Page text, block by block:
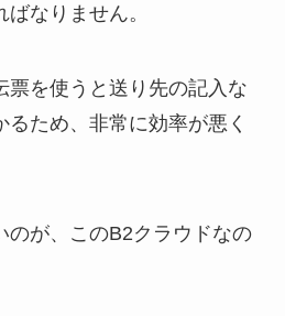
なりません。
票を使うと送り先の記入な
るため、非常に効率が悪く
のが、このB2クラウドなの